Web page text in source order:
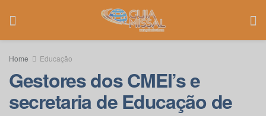
Home Educação
Gestores dos CMEI’s e
secretaria de Educação de